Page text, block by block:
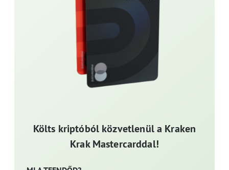
Költs kriptóból közvetlenül a Kraken
Krak Mastercarddal!